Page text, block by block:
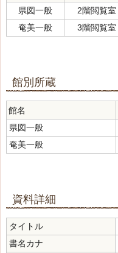
県図一般
2階閲覧室
奄美一般
3階閲覧室
館別所蔵
館名
県図一般
奄美一般
資料詳細
タイトル
書名カナ